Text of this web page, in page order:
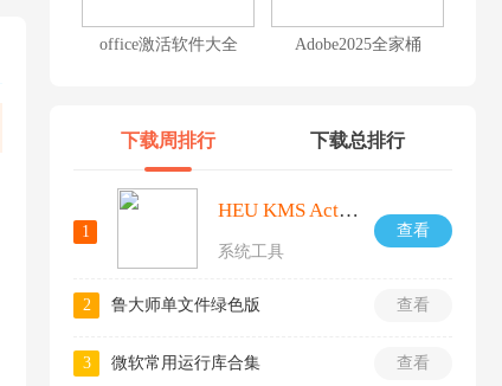
office激活软件大全 Adobe2025全家桶
下载周排行 下载总排行
1 查看
HEU KMS Activator激活工具
系统工具
2 查看
鲁大师单文件绿色版
3 查看
微软常用运行库合集